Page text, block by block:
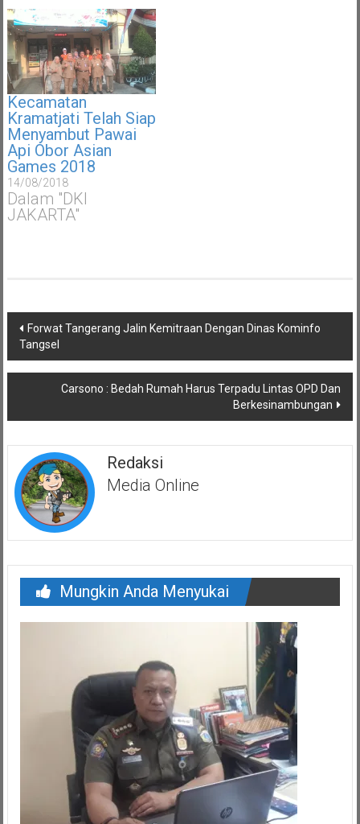
Kecamatan
Kramatjati Telah Siap
Menyambut Pawai
Api Obor Asian
Games 2018
14/08/2018
Dalam "DKI
JAKARTA"
Navigasi
pos
Forwat Tangerang Jalin Kemitraan Dengan Dinas Kominfo
Tangsel
Carsono : Bedah Rumah Harus Terpadu Lintas OPD Dan
Berkesinambungan
Redaksi
Media Online
Mungkin Anda Menyukai